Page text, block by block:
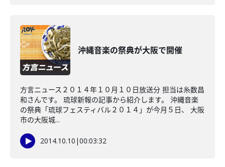
沖縄音楽の祭典が大阪で開催
方言ニュース２０１４年１０月１０日放送分 担当は糸数昌
和さんです。 琉球新報の記事から紹介します。 沖縄音楽
の祭典「琉球フェスティバル２０１４」が今月５日、 大阪
市の大阪城...
2014.10.10 |00:03:32